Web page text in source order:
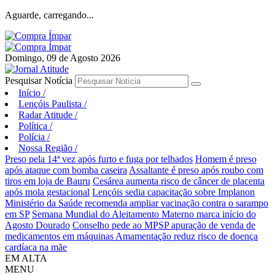
Aguarde, carregando...
Domingo, 09 de Agosto 2026
Pesquisar Notícia
Início /
Lençóis Paulista /
Radar Atitude /
Política /
Polícia /
Nossa Região /
Preso pela 14ª vez após furto e fuga por telhados Homem é preso
após ataque com bomba caseira Assaltante é preso após roubo com
tiros em loja de Bauru Cesárea aumenta risco de câncer de placenta
após mola gestacional Lençóis sedia capacitação sobre Implanon
Ministério da Saúde recomenda ampliar vacinação contra o sarampo
em SP Semana Mundial do Aleitamento Materno marca início do
Agosto Dourado Conselho pede ao MPSP apuração de venda de
medicamentos em máquinas Amamentação reduz risco de doença
cardíaca na mãe
EM ALTA
MENU